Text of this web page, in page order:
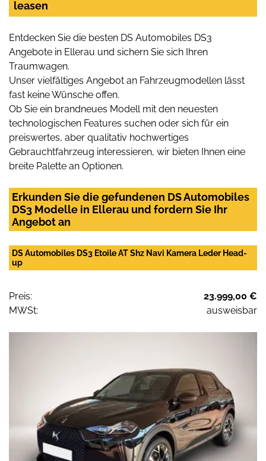
leasen
Entdecken Sie die besten DS Automobiles DS3
Angebote in Ellerau und sichern Sie sich Ihren
Traumwagen.
Unser vielfältiges Angebot an Fahrzeugmodellen lässt
fast keine Wünsche offen.
Ob Sie ein brandneues Modell mit den neuesten
technologischen Features suchen oder sich für ein
preiswertes, aber qualitativ hochwertiges
Gebrauchtfahrzeug interessieren, wir bieten Ihnen eine
breite Palette an Optionen.
Erkunden Sie die gefundenen DS Automobiles
DS3 Modelle in Ellerau und fordern Sie Ihr
Angebot an
DS Automobiles DS3 Etoile AT Shz Navi Kamera Leder Head-
up
Preis:
23.999,00 €
MWSt:
ausweisbar